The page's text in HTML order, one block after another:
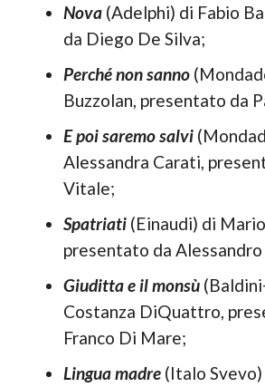
Nova(Adelphi) di Fabio
da Diego De Silva;
Perché non sanno
Buzzolan, presentato da
E poi saremo salvi
Alessandra Carati,
Vitale;
Spatriati(Einaudi) di
presentato da
Giuditta e il monsù
Costanza DiQuattro,
Franco Di Mare;
Lingua madre(Italo